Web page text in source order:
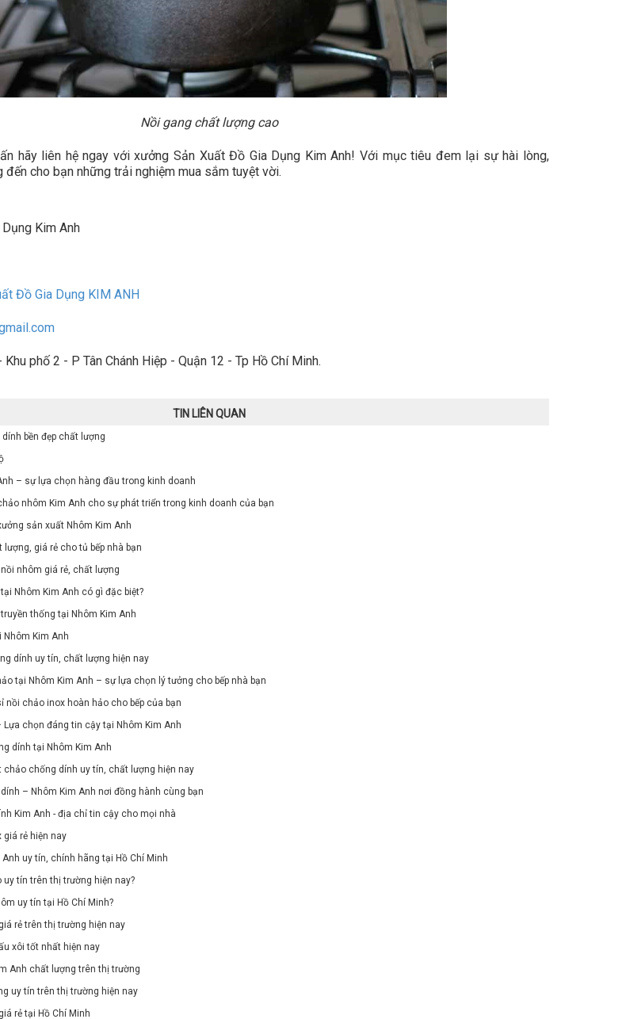
Nồi gang chất lượng cao
hãy liên hệ ngay với xưởng Sản Xuất Đồ Gia Dụng Kim Anh! Với mục tiêu đem lại sự hài lòng,
đến cho bạn những trải nghiệm mua sắm tuyệt vời.
Kim Anh
Đồ Gia Dụng KIM ANH
phố 2 - P Tân Chánh Hiệp - Quận 12 - Tp Hồ Chí Minh.
TIN LIÊN QUAN
bền đẹp chất lượng
– sự lựa chọn hàng đầu trong kinh doanh
nhôm Kim Anh cho sự phát triển trong kinh doanh của bạn
sản xuất Nhôm Kim Anh
giá rẻ cho tủ bếp nhà bạn
nhôm giá rẻ, chất lượng
Nhôm Kim Anh có gì đặc biệt?
thống tại Nhôm Kim Anh
Kim Anh
dính uy tín, chất lượng hiện nay
tại Nhôm Kim Anh – sự lựa chọn lý tưởng cho bếp nhà bạn
nồi chảo inox hoàn hảo cho bếp của bạn
chọn đáng tin cậy tại Nhôm Kim Anh
dính tại Nhôm Kim Anh
chống dính uy tín, chất lượng hiện nay
– Nhôm Kim Anh nơi đồng hành cùng bạn
Kim Anh - địa chỉ tin cậy cho mọi nhà
rẻ hiện nay
uy tín, chính hãng tại Hồ Chí Minh
tín trên thị trường hiện nay?
uy tín tại Hồ Chí Minh?
rẻ trên thị trường hiện nay
xôi tốt nhất hiện nay
Anh chất lượng trên thị trường
uy tín trên thị trường hiện nay
rẻ tại Hồ Chí Minh